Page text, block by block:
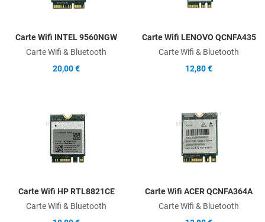
Carte Wifi INTEL 9560NGW
Carte Wifi & Bluetooth
20,00 €
Carte Wifi LENOVO QCNFA435
Carte Wifi & Bluetooth
12,80 €
Add to Compare
Carte Wifi HP RTL8821CE
Carte Wifi & Bluetooth
Carte Wifi ACER QCNFA364A
Carte Wifi & Bluetooth